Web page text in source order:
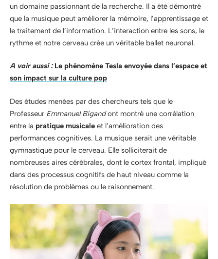
un domaine passionnant de la recherche. Il a été démontré
que la musique peut améliorer la mémoire, l’apprentissage et
le traitement de l’information. L’interaction entre les sons, le
rythme et notre cerveau crée un véritable ballet neuronal.
A voir aussi : Le phénomène Tesla envoyée dans l’espace et
son impact sur la culture pop
Des études menées par des chercheurs tels que le
Professeur Emmanuel Bigandont montré une corrélation
entre la pratique musicale et l’amélioration des
performances cognitives. La musique serait une véritable
gymnastique pour le cerveau. Elle solliciterait de
nombreuses aires cérébrales, dont le cortex frontal, impliqué
dans des processus cognitifs de haut niveau comme la
résolution de problèmes ou le raisonnement.